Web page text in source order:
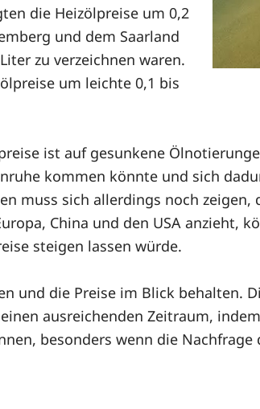
die Heizölpreise um 0,2
und dem Saarland
zu verzeichnen waren.
um leichte 0,1 bis
ist auf gesunkene
kommen könnte und sich
muss sich allerdings noch zeigen,
China und den USA anzieht,
steigen lassen würde.
und die Preise im Blick behalten.
ausreichenden Zeitraum,
besonders wenn die